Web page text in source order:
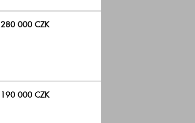
280 000 CZK
190 000 CZK